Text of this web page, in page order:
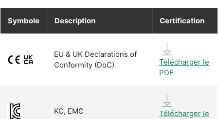
Symbole Description Certification
EU & UK Declarations of
Conformity (DoC)
Télécharger le
PDF
KC, EMC
Télécharger le